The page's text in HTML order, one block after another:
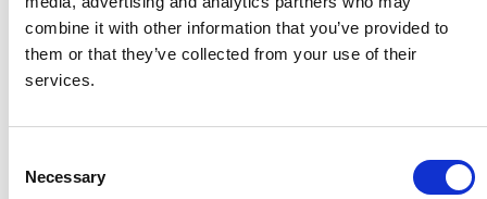
combine it with other information that you’ve provided to
them or that they’ve collected from your use of their
services.
Necessary
Ich bin ein Business Central/NAV-Anwender
Ich bin Mitarbeiter eines Microsoft Dynamics 365-
Partners
Mails von Continia Software zu erhalten. Sie können
festgelegt ist, dass wir Ihre Kontaktinformationen an